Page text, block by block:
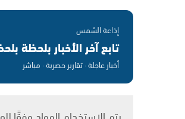
إذاعة الشمس
تابع آخر الأخبار بلحظة
أخبار عاجلة · تقارير حصرية · مباشر